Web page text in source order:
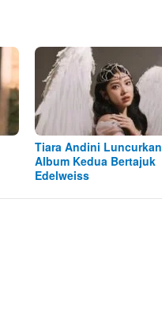
Tiara Andini Luncurkan
Album Kedua Bertajuk
Edelweiss